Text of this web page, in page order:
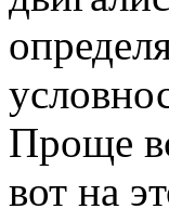
Проще
вот на